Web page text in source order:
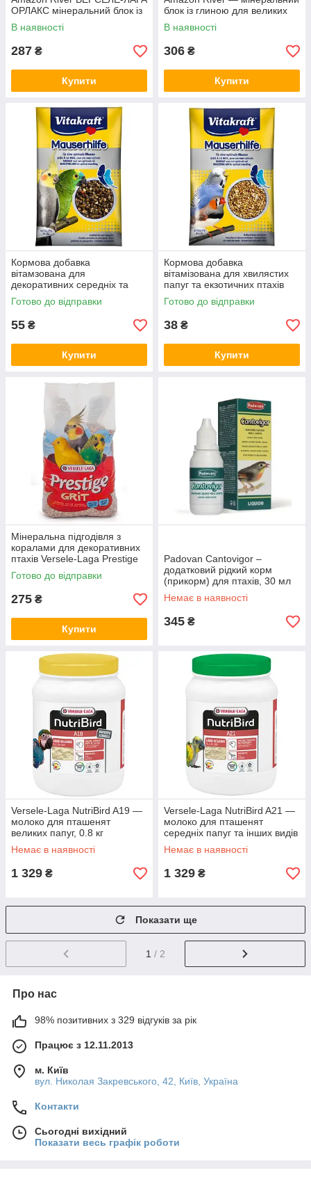
ОРЛАКС мінеральний блок із
глиною для великих папуг,
550 г
В наявності
287 ₴
Купити
блок із глиною для великих
папуг, 0.55 кг
В наявності
306 ₴
Купити
Кормова добавка
вітамзована для
декоративних середніх та
великих папуг Vitakraft
«Mauserhilfe» Вітакрафт 25 г
Готово до відправки
55 ₴
Купити
Кормова добавка
вітамізована для хвилястих
папуг та екзотичних птахів
Vitakraft «Mauserhilfe»
Вітакрафт 20 г (під час
Готово до відправки
38 ₴
Купити
Мінеральна підгодівля з
коралами для декоративних
птахів Versele-Laga Prestige
Grit ВЕРСЕЛЕ-ЛАГА
ПРЕСТИЖ ГРІТ 2,5 кг
Готово до відправки
275 ₴
Купити
Padovan Cantovigor –
додатковий рідкий корм
(прикорм) для птахів, 30 мл
Немає в наявності
345 ₴
Versele-Laga NutriBird A19 —
молоко для пташенят
великих папуг, 0.8 кг
Немає в наявності
1 329 ₴
Versele-Laga NutriBird A21 —
молоко для пташенят
середніх папуг та інших видів
птахів, 0.8 кг
Немає в наявності
1 329 ₴
Показати ще
1 / 2
Про нас
98% позитивних з 329 відгуків за рік
Працює з 12.11.2013
м. Київ
вул. Николая Закревського, 42, Київ, Україна
Контакти
Сьогодні вихідний
Показати весь графік роботи